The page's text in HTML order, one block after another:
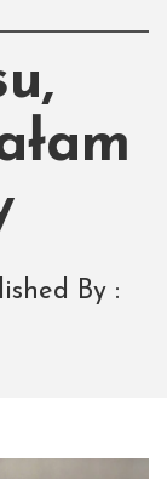
By :